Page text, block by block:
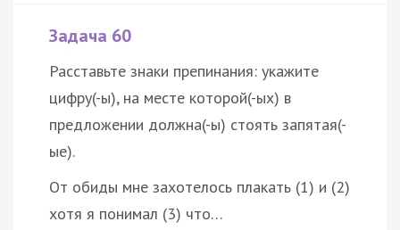
Задача 60
Расставьте знаки препинания: укажите
цифру(-ы), на месте которой(-ых) в
предложении должна(-ы) стоять запятая(-
ые).
От обиды мне захотелось плакать (1) и (2)
хотя я понимал (3) что…